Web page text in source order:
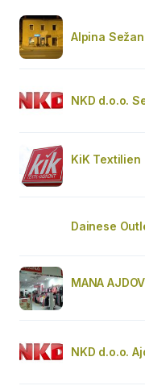
Alpina
NKD d.o.o.
KiK Textilien
Dainese
MANA
NKD d.o.o.